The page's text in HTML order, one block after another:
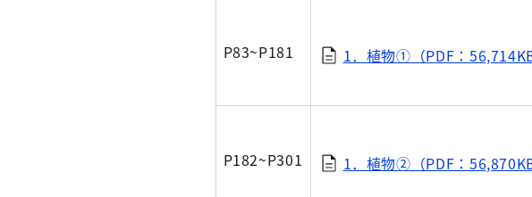
P83~P181 1．植物①（PDF：56,714KB
P182~P301 1．植物②（PDF：56,870KB